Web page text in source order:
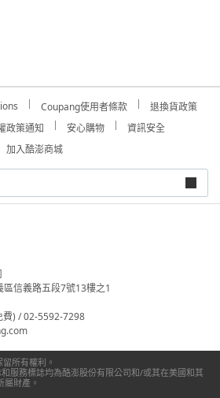
Coupang使用者條款
退換貨政策
政策通知 安心購物
資訊安全
加入酷澎商城
信義路五段7號13樓之1
) / 02-5592-7298
所有權利。
服務標誌均為酷澎股份有限公司和/或其在美國和其
財產。